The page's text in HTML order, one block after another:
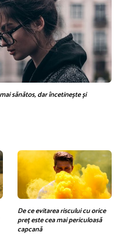
sănătos, dar încetinește și
De ce evitarea riscului cu orice
preț este cea mai periculoasă
capcană